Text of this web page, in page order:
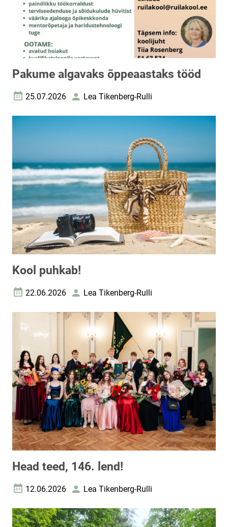
Pakume algavaks õppeaastaks tööd
Loomise kuupäev
25.07.2026 AutorLea Tikenberg-Rulli
Kool puhkab!
Loomise kuupäev
22.06.2026 AutorLea Tikenberg-Rulli
Head teed, 146. lend!
Loomise kuupäev
12.06.2026 AutorLea Tikenberg-Rulli